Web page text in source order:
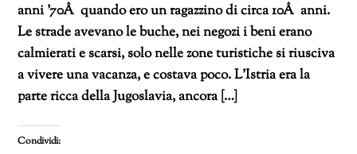
anni ’70Â quando ero un ragazzino di circa 10Â anni.
Le strade avevano le buche, nei negozi i beni erano
calmierati e scarsi, solo nelle zone turistiche si riusciva
a vivere una vacanza, e costava poco. L’Istria era la
parte ricca della Jugoslavia, ancora […]
Condividi: